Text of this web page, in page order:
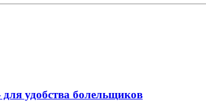
удобства болельщиков